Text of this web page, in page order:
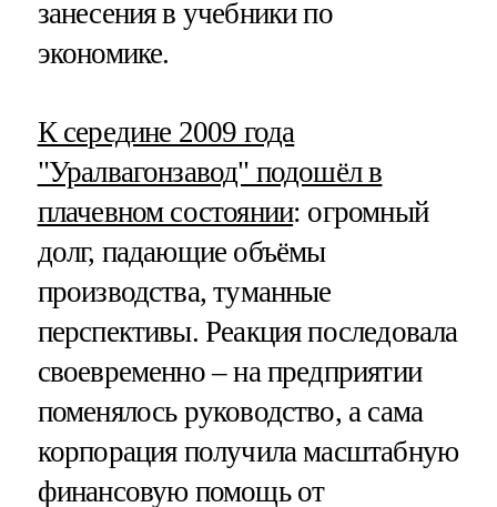
занесения в учебники по
экономике.
К середине 2009 года
"Уралвагонзавод" подошёл в
плачевном состоянии: огромный
долг, падающие объёмы
производства, туманные
перспективы. Реакция последовала
своевременно – на предприятии
поменялось руководство, а сама
корпорация получила масштабную
финансовую помощь от